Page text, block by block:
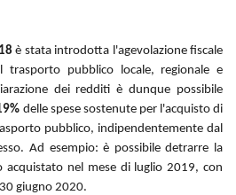
è stata introdotta l'agevolazione fiscale
trasporto pubblico locale, regionale e
dei redditi è dunque possibile
delle spese sostenute per l'acquisto di
pubblico, indipendentemente dal
Ad esempio: è possibile detrarre la
acquistato nel mese di luglio 2019, con
giugno 2020.